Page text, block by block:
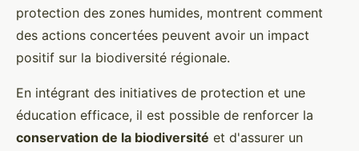
protection des zones humides, montrent comment
des actions concertées peuvent avoir un impact
positif sur la biodiversité régionale.
En intégrant des initiatives de protection et une
éducation efficace, il est possible de renforcer la
conservation de la biodiversité et d'assurer un